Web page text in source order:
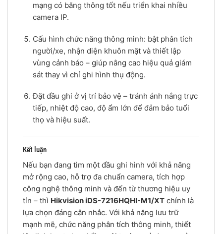
mạng có băng thông tốt nếu triển khai nhiều
camera IP.
Cấu hình chức năng thông minh: bật phân tích
người/xe, nhận diện khuôn mặt và thiết lập
vùng cảnh báo – giúp nâng cao hiệu quả giám
sát thay vì chỉ ghi hình thụ động.
Đặt đầu ghi ở vị trí bảo vệ – tránh ánh nắng trực
tiếp, nhiệt độ cao, độ ẩm lớn để đảm bảo tuổi
thọ và hiệu suất.
Kết luận
Nếu bạn đang tìm một đầu ghi hình với khả năng
mở rộng cao, hỗ trợ đa chuẩn camera, tích hợp
công nghệ thông minh và đến từ thương hiệu uy
tín – thì Hikvision iDS-7216HQHI-M1/XT chính là
lựa chọn đáng cân nhắc. Với khả năng lưu trữ
mạnh mẽ, chức năng phân tích thông minh, thiết